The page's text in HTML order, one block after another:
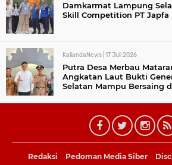
Damkarmat Lampung
Skill Competition PT Japfa
KaliandaNews | 17 Juli 2026
Putra Desa Merbau
Angkatan Laut Bukti
Selatan Mampu Bersaing
Redaksi Pedoman Media Siber